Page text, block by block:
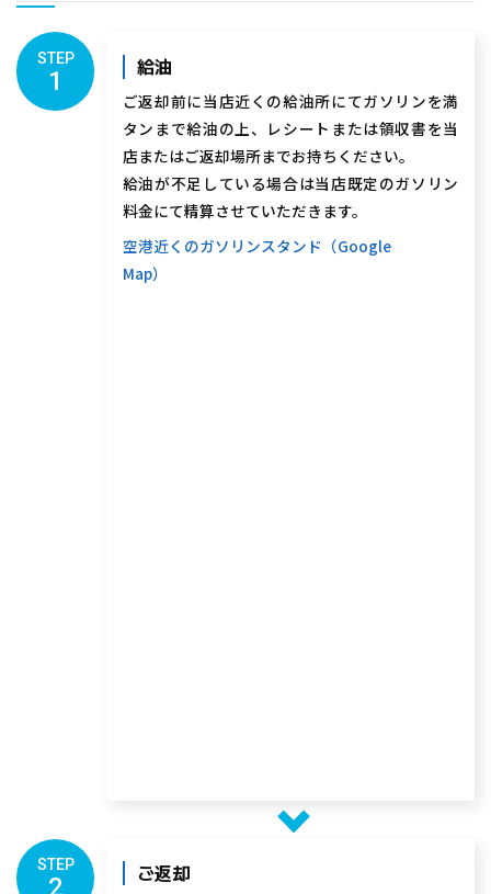
給油
ご返却前に当店近くの給油所にてガソリンを満
タンまで給油の上、レシートまたは領収書を当
店またはご返却場所までお持ちください。
給油が不足している場合は当店既定のガソリン
料金にて精算させていただきます。
空港近くのガソリンスタンド（Google
Map）
STEP
1
ご返却
STEP
2